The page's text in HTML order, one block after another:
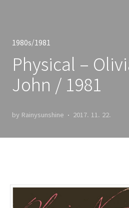
1980s/1981
Physical –
John / 1981
by Rainysunshine 2017. 11. 22.